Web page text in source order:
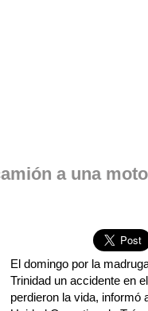
a una
El domingo por la
Trinidad un accidente en
perdieron la vida, informó